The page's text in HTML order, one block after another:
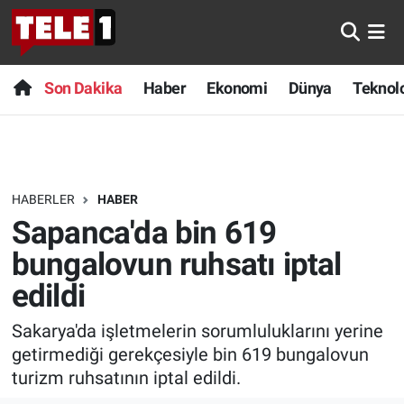
Son Dakika Haber Ekonomi Dünya
HABERLER HABER
Sapanca'da bin 619
bungalovun ruhsatı iptal
edildi
Sakarya'da işletmelerin sorumluluklarını yerine
getirmediği gerekçesiyle bin 619 bungalovun
turizm ruhsatının iptal edildi.
Anında Manşet
Başka Sohbetler
Bilim turu
Bilim ve Teknoloji Evreni
Doğa Konuşuyor
Dünya
Ege Saati
Son Dakika
Haber
Dünya
Teknoloji
Sağlık
Spor
Yayın Akışı
Nöbetçi Eczaneler
Hava Durumu
Trafik Durumu
Süper Lig Puan Durumu ve Fikstür
Tüm Manşetler
Son Dakika Haberleri
Haber Arşivi